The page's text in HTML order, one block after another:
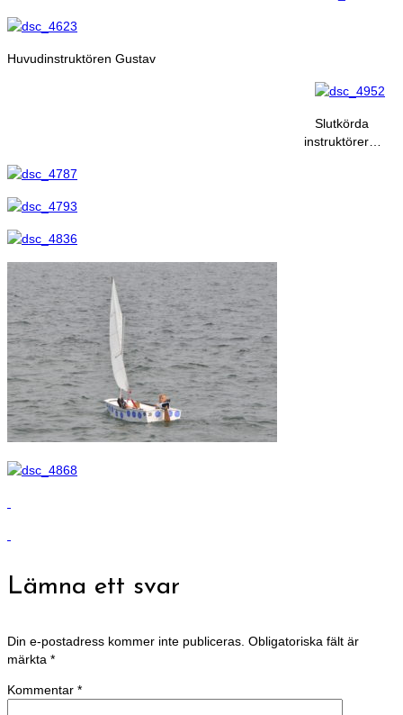
Huvudinstruktören Gustav
Slutkörda
instruktörer…
Lämna ett svar
Din e-postadress kommer inte publiceras. Obligatoriska fält är
märkta *
Kommentar *